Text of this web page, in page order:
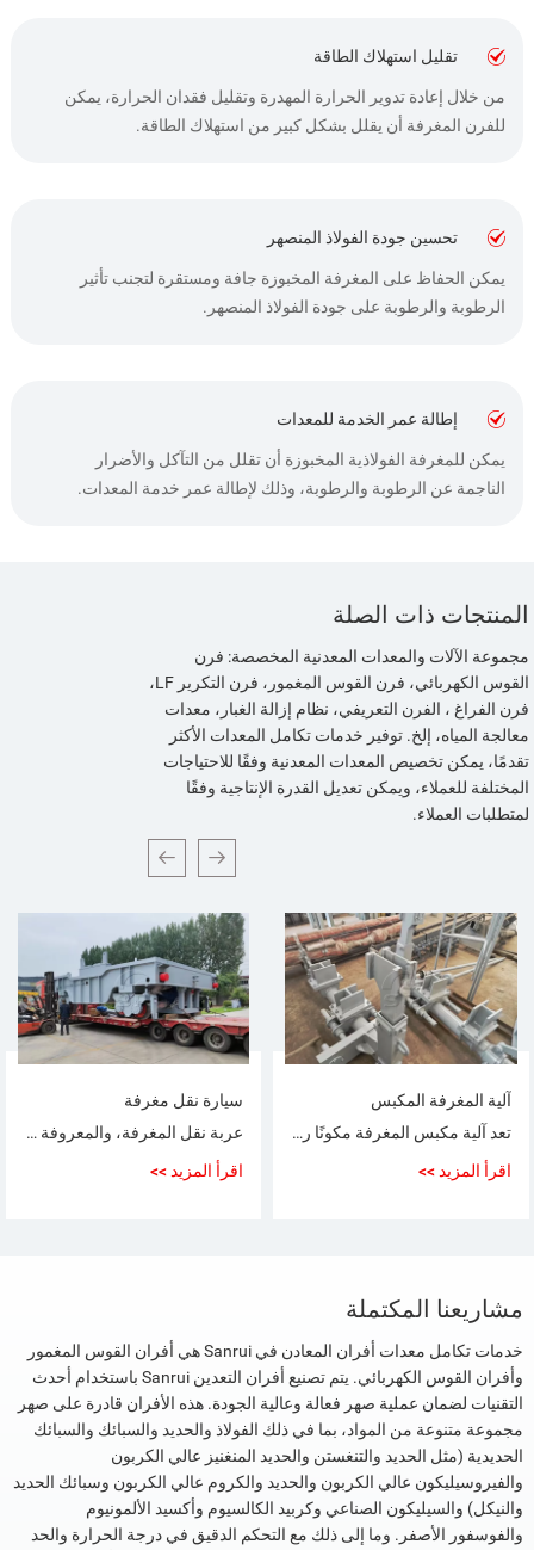
تقليل استهلاك الطاقة
من خلال إعادة تدوير الحرارة المهدرة وتقليل فقدان الحرارة، يمكن
للفرن المغرفة أن يقلل بشكل كبير من استهلاك الطاقة.
تحسين جودة الفولاذ المنصهر
يمكن الحفاظ على المغرفة المخبوزة جافة ومستقرة لتجنب تأثير
الرطوبة والرطوبة على جودة الفولاذ المنصهر.
إطالة عمر الخدمة للمعدات
يمكن للمغرفة الفولاذية المخبوزة أن تقلل من التآكل والأضرار
الناجمة عن الرطوبة والرطوبة، وذلك لإطالة عمر خدمة المعدات.
المنتجات ذات الصلة
مجموعة الآلات والمعدات المعدنية المخصصة: فرن
القوس الكهربائي، فرن القوس المغمور، فرن التكرير LF،
فرن الفراغ ، الفرن التعريفي، نظام إزالة الغبار، معدات
معالجة المياه، إلخ. توفير خدمات تكامل المعدات الأكثر
تقدمًا، يمكن تخصيص المعدات المعدنية وفقًا للاحتياجات
المختلفة للعملاء، ويمكن تعديل القدرة الإنتاجية وفقًا
لمتطلبات العملاء.
آلية المغرفة المكبس
تعد آلية مكبس المغرفة مكونًا رئيسيًا يستخدم في المغرفة ( حاوية مع الفولاذ المنصهر السائل) في الصناعة المعدنية.
اقرأ المزيد >>
سيارة نقل مغرفة
عربة نقل المغرفة، والمعروفة أيضًا باسم عربة المغرفة، هي عبارة عن معدات نقل لا غنى عنها في مصنع تصنيع الصلب، وتستخدم بشكل أساسي لنقل المغرفة ذات درجة الحرارة العالية.
اقرأ المزيد >>
مشاريعنا المكتملة
خدمات تكامل معدات أفران المعادن في Sanrui هي أفران القوس المغمور
وأفران القوس الكهربائي. يتم تصنيع أفران التعدين Sanrui باستخدام أحدث
التقنيات لضمان عملية صهر فعالة وعالية الجودة. هذه الأفران قادرة على صهر
مجموعة متنوعة من المواد، بما في ذلك الفولاذ والحديد والسبائك والسبائك
الحديدية (مثل الحديد والتنغستن والحديد المنغنيز عالي الكربون
والفيروسيليكون عالي الكربون والحديد والكروم عالي الكربون وسبائك الحديد
والنيكل) والسيليكون الصناعي وكربيد الكالسيوم وأكسيد الألمونيوم
والفوسفور الأصفر. وما إلى ذلك مع التحكم الدقيق في درجة الحرارة والحد